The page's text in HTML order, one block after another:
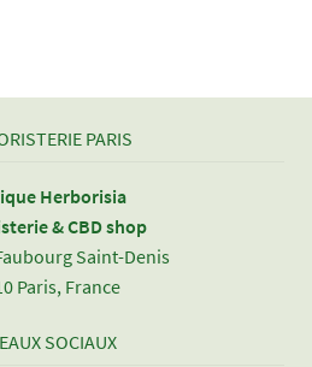
PARIS
Herborisia
& CBD shop
Saint-Denis
Paris, France
SOCIAUX